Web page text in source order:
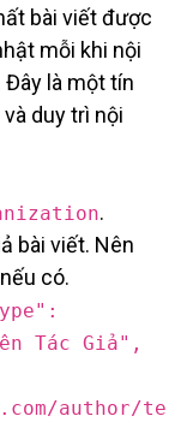
bài viết được
mỗi khi nội
Đây là một tín
duy trì nội
.
bài viết. Nên
có.
Tác Giả",
author/te